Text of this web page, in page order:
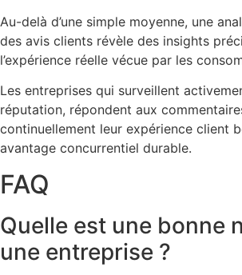
Au-delà d’une simple moyenne, une
des avis clients révèle des insights
l’expérience réelle vécue par les
Les entreprises qui surveillent
réputation, répondent aux
continuellement leur expérience client
avantage concurrentiel durable.
FAQ
Quelle est une bonne
une entreprise ?